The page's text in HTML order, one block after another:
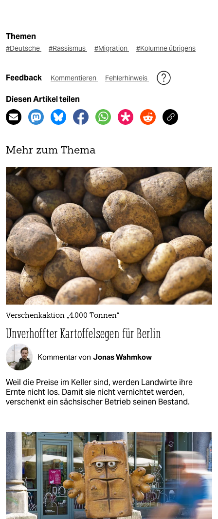
Themen
#Deutsche #Rassismus #Migration #Kolumne übrigens
Feedback Kommentieren Fehlerhinweis
Diesen Artikel teilen
Mehr zum Thema
Verschenkaktion „4.000 Tonnen“
Unverhoffter Kartoffelsegen für Berlin
Kommentar von Jonas Wahmkow
Weil die Preise im Keller sind, werden Landwirte ihre
Ernte nicht los. Damit sie nicht vernichtet werden,
verschenkt ein sächsischer Betrieb seinen Bestand.